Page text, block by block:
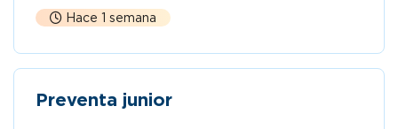
Hace 1 semana
Preventa junior